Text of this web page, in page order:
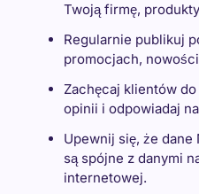
Twoją firmę,
Regularnie publikuj
promocjach,
Zachęcaj klientów
opinii i odpowiadaj
Upewnij się, że dane
są spójne z danymi
internetowej.